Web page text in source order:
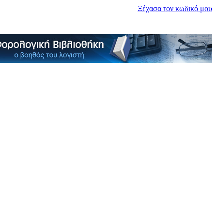
Ξέχασα τον κωδικό μου